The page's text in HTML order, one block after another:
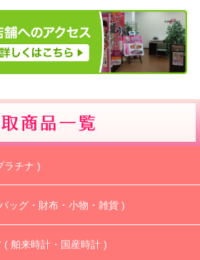
ラチナ )
ッグ・財布・小物・雑貨 )
( 舶来時計・国産時計 )